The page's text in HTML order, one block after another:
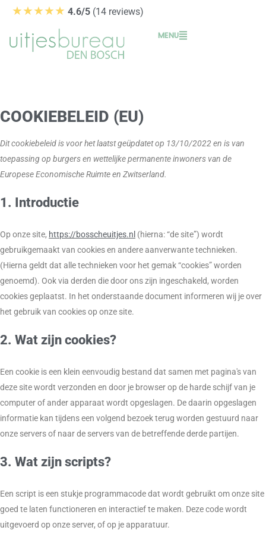
★★★★★ 4.6/5 (14 reviews)
MENU
COOKIEBELEID (EU)
Dit cookiebeleid is voor het laatst geüpdatet op 13/10/2022 en is van
toepassing op burgers en wettelijke permanente inwoners van de
Europese Economische Ruimte en Zwitserland.
1. Introductie
Op onze site, https://bosscheuitjes.nl (hierna: “de site”) wordt
gebruikgemaakt van cookies en andere aanverwante technieken.
(Hierna geldt dat alle technieken voor het gemak “cookies” worden
genoemd). Ook via derden die door ons zijn ingeschakeld, worden
cookies geplaatst. In het onderstaande document informeren wij je over
het gebruik van cookies op onze site.
2. Wat zijn cookies?
Een cookie is een klein eenvoudig bestand dat samen met pagina's van
deze site wordt verzonden en door je browser op de harde schijf van je
computer of ander apparaat wordt opgeslagen. De daarin opgeslagen
informatie kan tijdens een volgend bezoek terug worden gestuurd naar
onze servers of naar de servers van de betreffende derde partijen.
3. Wat zijn scripts?
Een script is een stukje programmacode dat wordt gebruikt om onze site
goed te laten functioneren en interactief te maken. Deze code wordt
uitgevoerd op onze server, of op je apparatuur.